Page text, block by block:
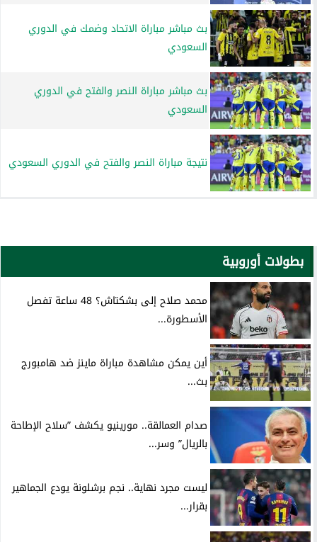
بث مباشر مباراة الاتحاد وضمك في الدوري
السعودي
بث مباشر مباراة النصر والفتح في الدوري
السعودي
نتيجة مباراة النصر والفتح في الدوري السعودي
بطولات أوروبية
محمد صلاح إلى بشكتاش؟ 48 ساعة تفصل
الأسطورة...
أين يمكن مشاهدة مباراة ماينز ضد هامبورج
بث...
صدام العمالقة.. مورينيو يكشف ”سلاح الإطاحة
بالريال” وسر...
ليست مجرد نهاية.. نجم برشلونة يودع الجماهير
بقرار...